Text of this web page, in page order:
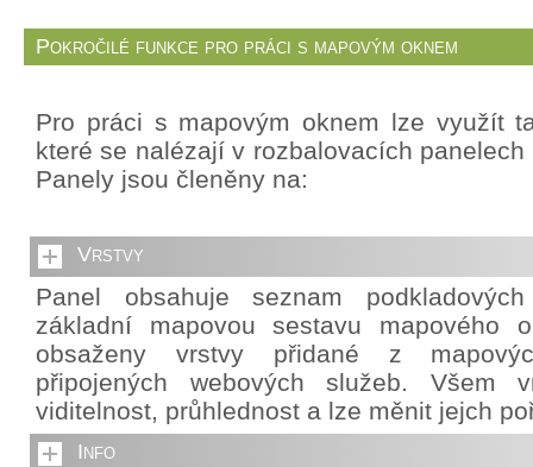
Pokročilé funkce pro práci s mapovým oknem
Pro práci s mapovým oknem lze využít
které se nalézají v rozbalovacích
Panely jsou členěny na:
Vrstvy
Panel obsahuje seznam
základní mapovou sestavu mapového
obsaženy vrstvy přidané z
připojených webových služeb. Všem
viditelnost, průhlednost a lze měnit jejch
Info